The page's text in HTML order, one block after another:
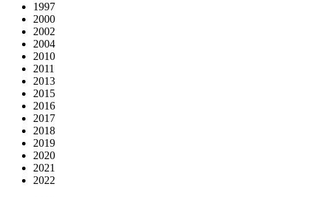
1997
2000
2002
2004
2010
2011
2013
2015
2016
2017
2018
2019
2020
2021
2022